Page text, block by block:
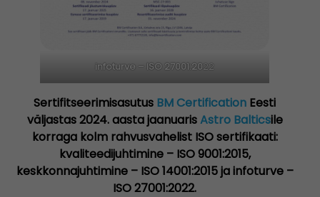
infoturve – ISO 27001:2022
Sertifitseerimisasutus BM Certification Eesti
väljastas 2024. aasta jaanuarisAstro Balticsile
korraga kolm rahvusvahelist ISO sertifikaati:
kvaliteedijuhtimine – ISO 9001:2015,
keskkonnajuhtimine – ISO 14001:2015 ja infoturve –
ISO 27001:2022.